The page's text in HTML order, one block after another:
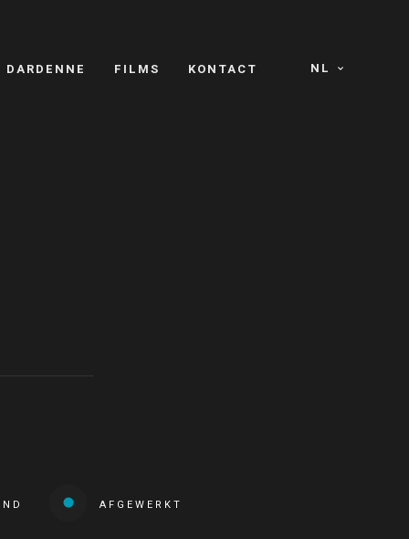
NL
DARDENNE FILMS KONTACT
AFGEWERKT